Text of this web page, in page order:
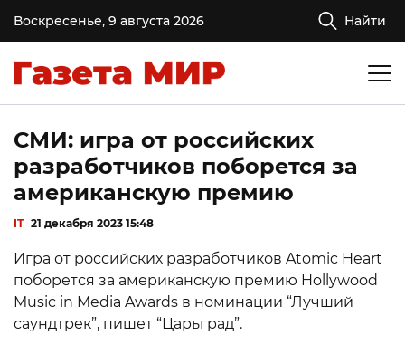
Воскресенье, 9 августа 2026 Найти
СМИ: игра от российских
разработчиков поборется за
американскую премию
IT 21 декабря 2023 15:48
Игра от российских разработчиков Atomic Heart
поборется за американскую премию Hollywood
Music in Media Awards в номинации “Лучший
саундтрек”, пишет “Царьград”.